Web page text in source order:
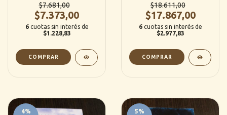
$7.681,00
$7.373,00
6 cuotas sin interés de
$1.228,83
$18.611,00
$17.867,00
6 cuotas sin interés de
$2.977,83
4%
5%